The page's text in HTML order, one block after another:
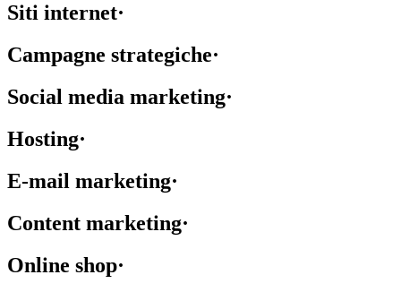
Siti internet·
Campagne strategiche·
Social media marketing·
Hosting·
E-mail marketing·
Content marketing·
Online shop·